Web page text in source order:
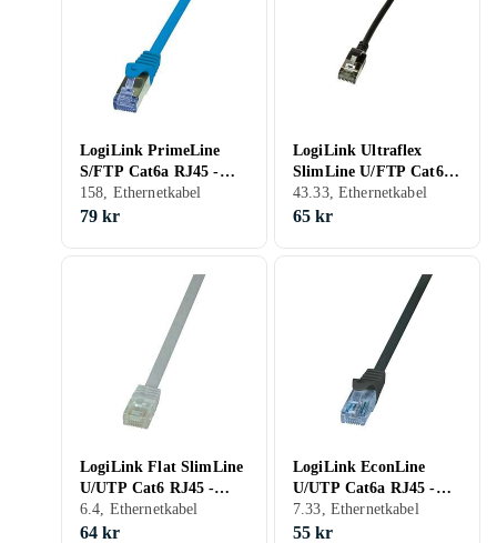
LogiLink PrimeLine
S/FTP Cat6a RJ45 -
RJ45 LSZH 0,5m
158, Ethernetkabel
79 kr
LogiLink Ultraflex
SlimLine U/FTP Cat6a
RJ45 - RJ45 1,5m
43.33, Ethernetkabel
65 kr
LogiLink Flat SlimLine
U/UTP Cat6 RJ45 -
RJ45 10m
6.4, Ethernetkabel
64 kr
LogiLink EconLine
U/UTP Cat6a RJ45 -
RJ45 7,5m
7.33, Ethernetkabel
55 kr